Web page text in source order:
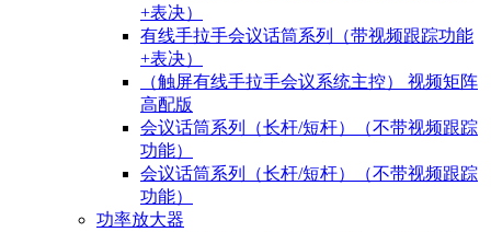
+表决）
有线手拉手会议话筒系列（带视频跟踪功能
+表决）
（触屏有线手拉手会议系统主控） 视频矩阵
高配版
会议话筒系列（长杆/短杆）（不带视频跟踪
功能）
会议话筒系列（长杆/短杆）（不带视频跟踪
功能）
功率放大器